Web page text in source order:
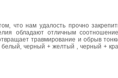
что нам удалость прочно
обладают отличным
травмирование и обрыв
белый, черный + желтый , черный +